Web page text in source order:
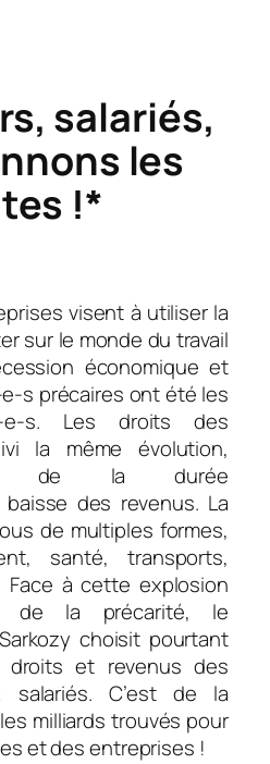
salariés,
les
!*
visent à utiliser la
sur le monde du travail
économique et
s précaires ont été les
e-s. Les droits des
la même évolution,
de la durée
des revenus. La
de multiples formes,
santé, transports,
Face à cette explosion
de la précarité, le
choisit pourtant
droits et revenus des
C’est de la
milliards trouvés pour
et des entreprises !